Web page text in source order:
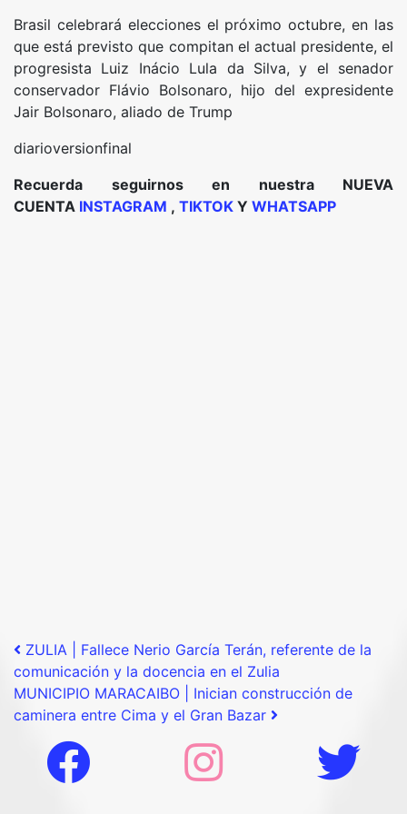
Brasil celebrará elecciones el próximo octubre, en las
que está previsto que compitan el actual presidente, el
progresista Luiz Inácio Lula da Silva, y el senador
conservador Flávio Bolsonaro, hijo del expresidente
Jair Bolsonaro, aliado de Trump
diarioversionfinal
Recuerda seguirnos en nuestra NUEVA
CUENTA INSTAGRAM , TIKTOK Y WHATSAPP
Post navigation
ZULIA | Fallece Nerio García Terán, referente de la
comunicación y la docencia en el Zulia
MUNICIPIO MARACAIBO | Inician construcción de
caminera entre Cima y el Gran Bazar